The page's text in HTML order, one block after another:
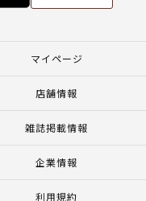
マイページ
店舗情報
雑誌掲載情報
企業情報
利用規約